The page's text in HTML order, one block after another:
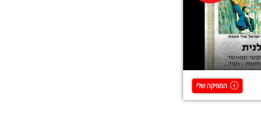
המוזיקה שלי